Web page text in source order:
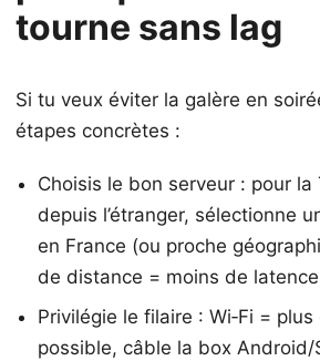
tourne sans lag
Si tu veux éviter la galère en
étapes concrètes :
Choisis le bon serveur : pour la
depuis l’étranger, sélectionne
en France (ou proche
de distance = moins de
Privilégie le filaire : Wi‑Fi =
possible, câble la box Android/